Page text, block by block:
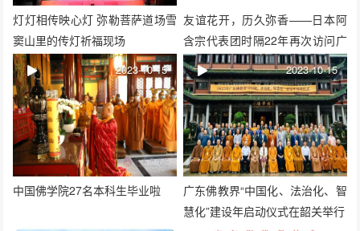
灯灯相传映心灯 弥勒菩萨道场雪
窦山里的传灯祈福现场
友谊花开，历久弥香——日本阿
含宗代表团时隔22年再次访问广
州六榕寺
中国佛学院27名本科生毕业啦
2023-10-15
广东佛教界“中国化、法治化、智
慧化”建设年启动仪式在韶关举行
2023-10-15